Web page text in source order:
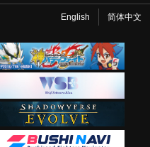
English 简体中文